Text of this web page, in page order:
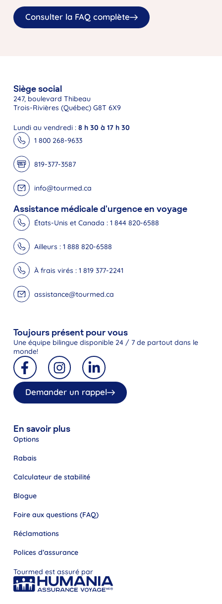
Consulter la FAQ complète
Siège social
247, boulevard Thibeau
Trois-Rivières (Québec) G8T 6X9
Lundi au vendredi : 8 h 30 à 17 h 30
1 800 268-9633
819-377-3587
info@tourmed.ca
Assistance médicale d'urgence en voyage
États-Unis et Canada : 1 844 820-6588
Ailleurs : 1 888 820-6588
À frais virés : 1 819 377-2241
assistance@tourmed.ca
Toujours présent pour vous
Une équipe bilingue disponible 24 / 7 de partout dans le
monde!
Demander un rappel
En savoir plus
Options
Rabais
Calculateur de stabilité
Blogue
Foire aux questions (FAQ)
Réclamations
Polices d’assurance
Tourmed est assuré par